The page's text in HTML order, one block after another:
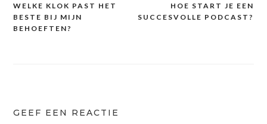
Bericht
navigatie
HOE START JE EEN
SUCCESVOLLE PODCAST?
WELKE KLOK PAST HET
BESTE BIJ MIJN
BEHOEFTEN?
GEEF EEN REACTIE